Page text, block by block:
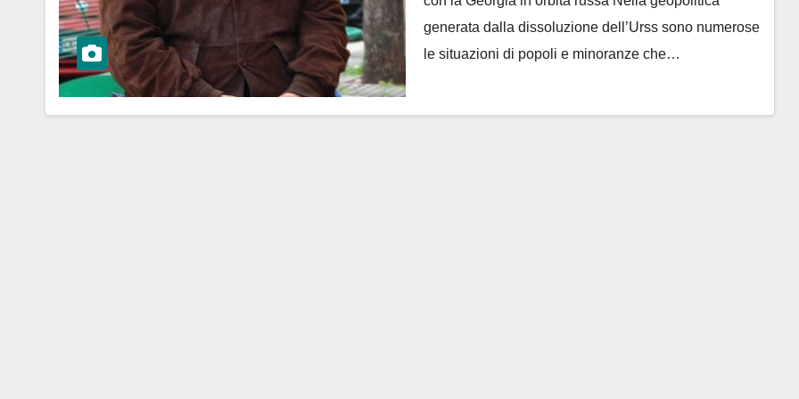
generata dalla dissoluzione dell’Urss sono numerose
le situazioni di popoli e minoranze che…